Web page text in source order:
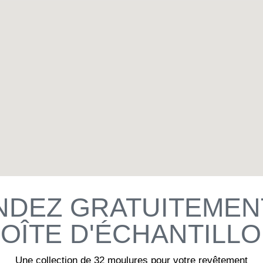
Une collection de 32 moulures pour votre revêtement
Prénom Nom
Language*
Francais
English
I am
*